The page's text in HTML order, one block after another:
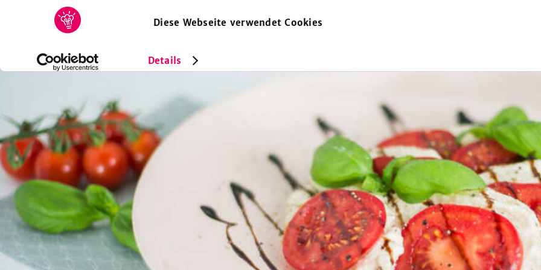
Diese Webseite verwendet Cookies
Details
REZEPTE SAMMLUNGEN MAGAZIN